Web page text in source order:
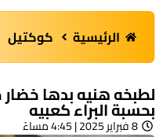
الرئيسية كوكتيل
لطبخه هنيه بدها خضار
بحسبة البراء كعبيه
8 فبراير 2025 | 4:45 مساءً